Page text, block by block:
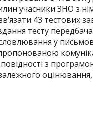
учасники ЗНО з
43 тестових
тесту
у
з